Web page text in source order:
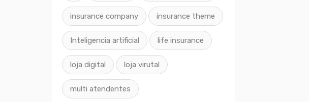
insurance company insurance theme
Inteligencia artificial life insurance
loja digital loja virutal
multi atendentes